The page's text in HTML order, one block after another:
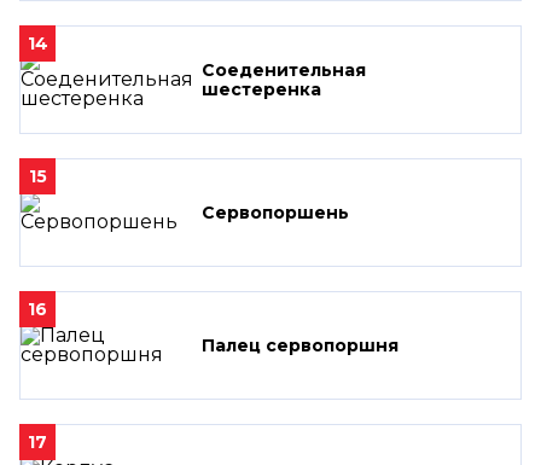
14
Соеденительная
шестеренка
15
Сервопоршень
16
Палец сервопоршня
17